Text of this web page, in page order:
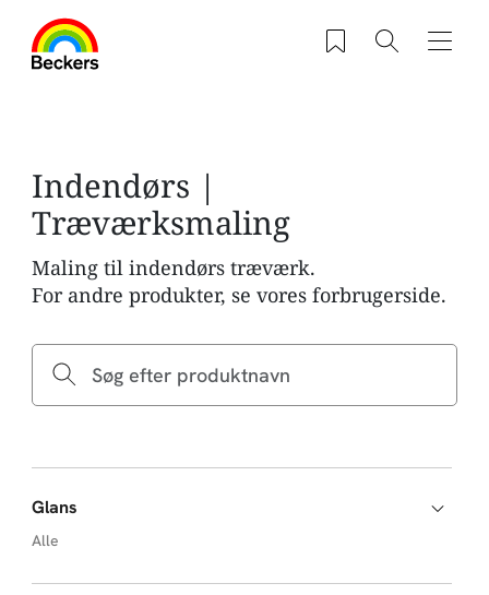
Saved products
Søg
Indendørs |
Træværksmaling
Maling til indendørs træværk.
For andre produkter, se vores forbrugerside.
Glans
Alle